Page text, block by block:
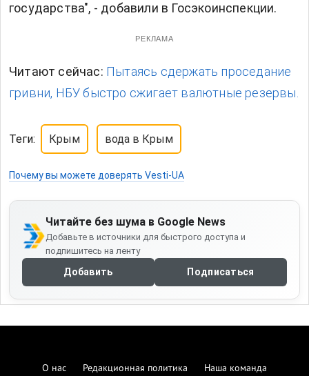
государства", - добавили в Госэкоинспекции.
РЕКЛАМА
Читают сейчас: Пытаясь сдержать проседание
гривни, НБУ быстро сжигает валютные резервы.
Теги: Крым вода в Крым
Почему вы можете доверять Vesti-UA
Читайте без шума в Google News
Добавьте в источники для быстрого доступа и
подпишитесь на ленту
Добавить Подписаться
О нас Редакционная политика
Наша команда